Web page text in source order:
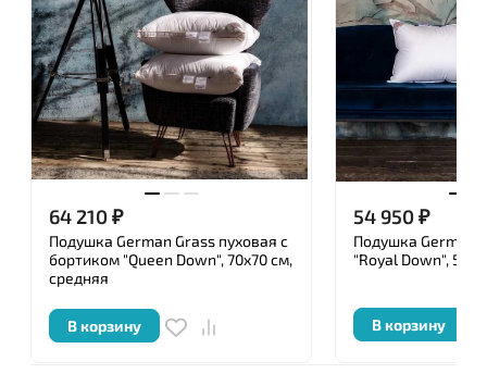
64 210₽
Подушка German Grass пуховая с
бортиком "Queen Down", 70x70 см,
средняя
В корзину
54 950₽
Подушка German
"Royal Down",
В корзину